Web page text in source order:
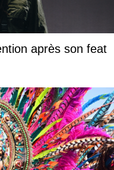
après son feat